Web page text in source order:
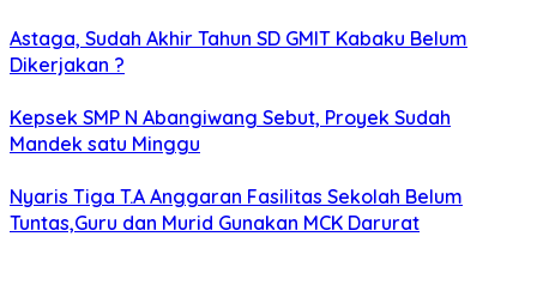
Astaga, Sudah Akhir Tahun SD GMIT Kabaku Belum
Dikerjakan ?
Kepsek SMP N Abangiwang Sebut, Proyek Sudah
Mandek satu Minggu
Nyaris Tiga T.A Anggaran Fasilitas Sekolah Belum
Tuntas,Guru dan Murid Gunakan MCK Darurat